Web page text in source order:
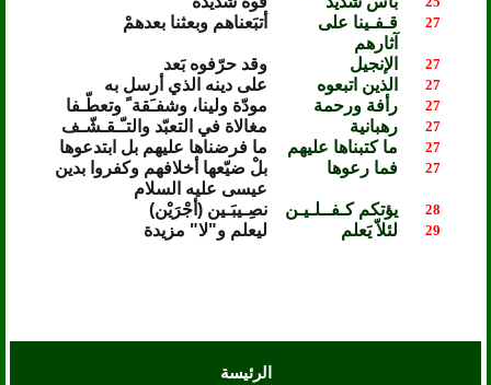
27
قـفـينا على
آثارهم
أتبَعناهم وبعثنا بعدهمْ
27 الإنجيل وقد حرّفوه بَعد
27 الذين اتبعوه على دينه الذي أرسل به
27 رأفة ورحمة مودّة ولينا، وشفـَقة ً وتعطّـفا
27 رهبانية مغالاة في التعبّد والتـّـقـشّـف
27 ما كتبناها عليهم ما فرضناها عليهم بل ابتدعوها
27 فما رعوها
بلْ ضيّعها أخلافهم وكفروا بدين
عيسى عليه السلام
28 يؤتكم كـفــلـيـن نصِـيبَـين (أجْرَيْن)
29 لئلاّ يَعلم ليعلم و"لا" مزيدة
الرئيسة